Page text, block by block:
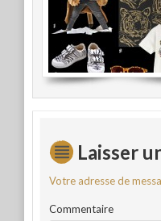
Laisser
Votre adresse de
Commentaire